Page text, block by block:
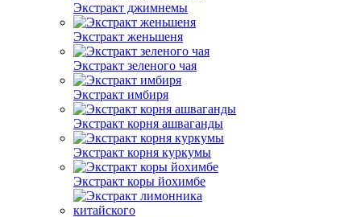
Экстракт джимнемы
Экстракт женьшеня
Экстракт зеленого чая
Экстракт имбиря
Экстракт корня ашваганды
Экстракт корня куркумы
Экстракт коры йохимбе